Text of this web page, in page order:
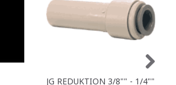
JG REDUKTION 3/8"" - 1/4""